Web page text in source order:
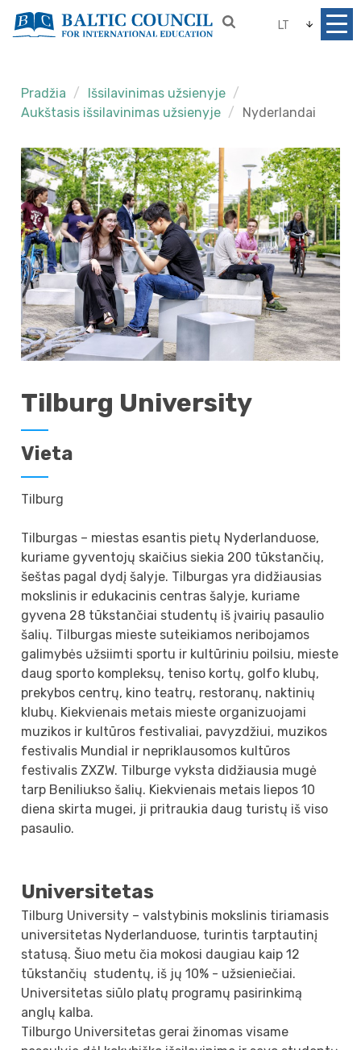
LT
Pradžia
Išsilavinimas užsienyje
Aukštasis išsilavinimas užsienyje
Nyderlandai
Tilburg University
Vieta
Tilburg
Tilburgas – miestas esantis pietų Nyderlanduose,
kuriame gyventojų skaičius siekia 200 tūkstančių,
šeštas pagal dydį šalyje. Tilburgas yra didžiausias
mokslinis ir edukacinis centras šalyje, kuriame
gyvena 28 tūkstančiai studentų iš įvairių pasaulio
šalių. Tilburgas mieste suteikiamos neribojamos
galimybės užsiimti sportu ir kultūriniu poilsiu, mieste
daug sporto kompleksų, teniso kortų, golfo klubų,
prekybos centrų, kino teatrų, restoranų, naktinių
klubų. Kiekvienais metais mieste organizuojami
muzikos ir kultūros festivaliai, pavyzdžiui, muzikos
festivalis Mundial ir nepriklausomos kultūros
festivalis ZXZW. Tilburge vyksta didžiausia mugė
tarp Beniliukso šalių. Kiekvienais metais liepos 10
diena skirta mugei, ji pritraukia daug turistų iš viso
pasaulio.
Universitetas
Tilburg University – valstybinis mokslinis tiriamasis
universitetas Nyderlanduose, turintis tarptautinį
statusą. Šiuo metu čia mokosi daugiau kaip 12
tūkstančių studentų, iš jų 10% - užsieniečiai.
Universitetas siūlo platų programų pasirinkimą
anglų kalba.
Tilburgo Universitetas gerai žinomas visame